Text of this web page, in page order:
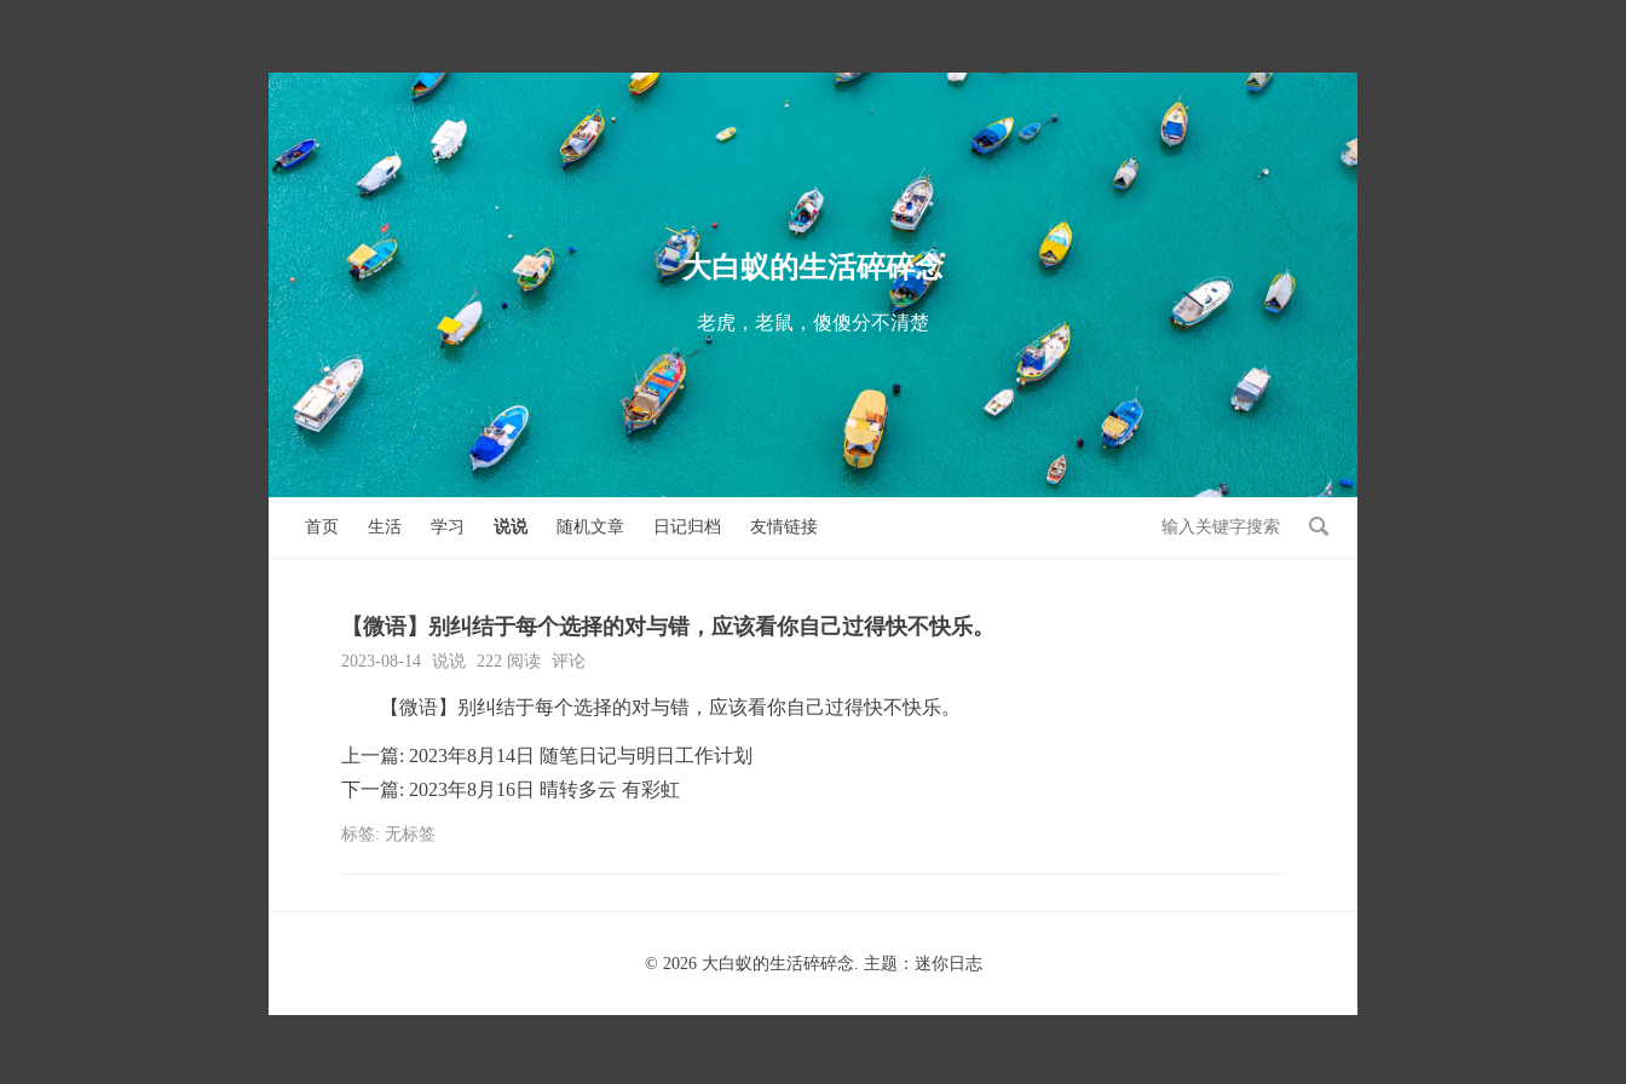
大白蚁的生活碎碎念
老虎，老鼠，傻傻分不清楚
首页 生活 学习 说说 随机文章 日记归档 友情链接
【微语】别纠结于每个选择的对与错，应该看你自己过得快不快乐。
2023-08-14 说说 222 阅读 评论
【微语】别纠结于每个选择的对与错，应该看你自己过得快不快乐。
上一篇: 2023年8月14日 随笔日记与明日工作计划
下一篇: 2023年8月16日 晴转多云 有彩虹
标签: 无标签
© 2026 大白蚁的生活碎碎念. 主题： 迷你日志